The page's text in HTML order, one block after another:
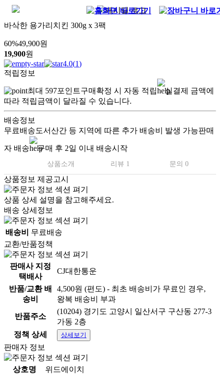
바삭한 용가리치킨 300g x 3팩
60%49,900원
19,900원
4.0(1)
적립정보
최대 597포인트구매확정 시 자동 적립
실결제 금액에
따라 적립금액이 달라질 수 있습니다.
배송정보
무료배송도서산간 등 지역에 따른 추가 배송비 발생 가능판매
자 배송 구매 후 2일 이내 배송시작
상품소개 리뷰 1 문의 0
상품정보 제공고시
상품 상세 설명을 참고해주세요.
배송 상세정보
배송비
무료배송
교환/반품정책
판매사 지정
택배사
CJ대한통운
반품/교환 배
송비
4,500원 (편도) - 최초 배송비가 무료인 경우,
왕복 배송비 부과
반품주소
(10204) 경기도 고양시 일산서구 구산동 277-3
가동 2층
정책 상세
상세보기
판매자 정보
상호명
위드에이치